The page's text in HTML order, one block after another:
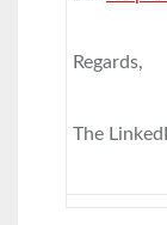
Regards,
The